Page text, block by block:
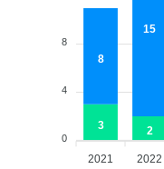
2021 2022
3 2
8
15
8
4
0